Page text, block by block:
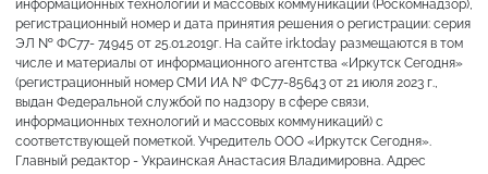
информационных технологий и массовых коммуникаций (Роскомнадзор),
регистрационный номер и дата принятия решения о регистрации: серия
ЭЛ № ФС77- 74945 от 25.01.2019г. На сайте irk.today размещаются в том
числе и материалы от информационного агентства «Иркутск Сегодня»
(регистрационный номер СМИ ИА № ФС77-85643 от 21 июля 2023 г.,
выдан Федеральной службой по надзору в сфере связи,
информационных технологий и массовых коммуникаций) с
соответствующей пометкой. Учредитель ООО «Иркутск Сегодня».
Главный редактор - Украинская Анастасия Владимировна. Адрес